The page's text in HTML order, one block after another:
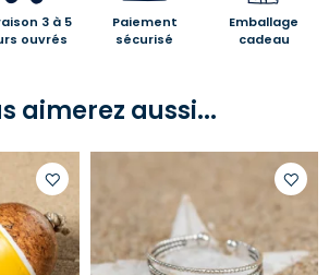
3 à 5
ouvrés
Paiement
sécurisé
Emballage
cadeau
aimerez aussi...
Ajouter
à
votre
votre